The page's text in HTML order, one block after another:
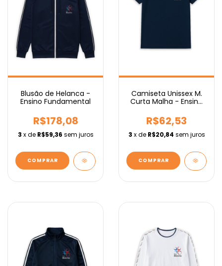
Blusão de Helanca -
Ensino Fundamental
R$178,08
3 x de R$59,36 sem juros
COMPRAR
Camiseta Unissex M.
Curta Malha - Ensino
R$62,53
3 x de R$20,84 sem juros
COMPRAR